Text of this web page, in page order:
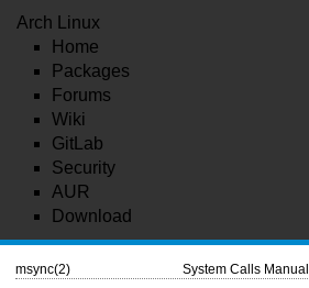
Arch Linux
Home
Packages
Forums
Wiki
GitLab
Security
AUR
Download
msync(2) System Calls Manual